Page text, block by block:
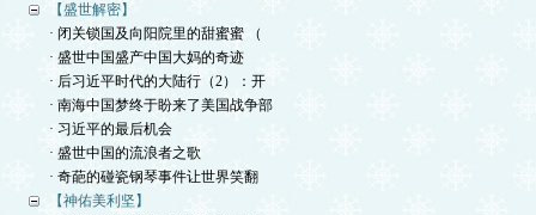
【盛世解密】
· 闭关锁国及向阳院里的甜蜜蜜 （
· 盛世中国盛产中国大妈的奇迹
· 后习近平时代的大陆行（2）：开
· 南海中国梦终于盼来了美国战争部
· 习近平的最后机会
· 盛世中国的流浪者之歌
· 奇葩的碰瓷钢琴事件让世界笑翻
【神佑美利坚】